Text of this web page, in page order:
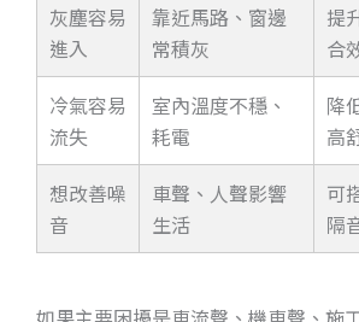
灰塵容易
進入
靠近馬路、窗邊
常積灰
提
合
冷氣容易
流失
室內溫度不穩、
耗電
降
高
想改善噪
音
車聲、人聲影響
生活
可
隔